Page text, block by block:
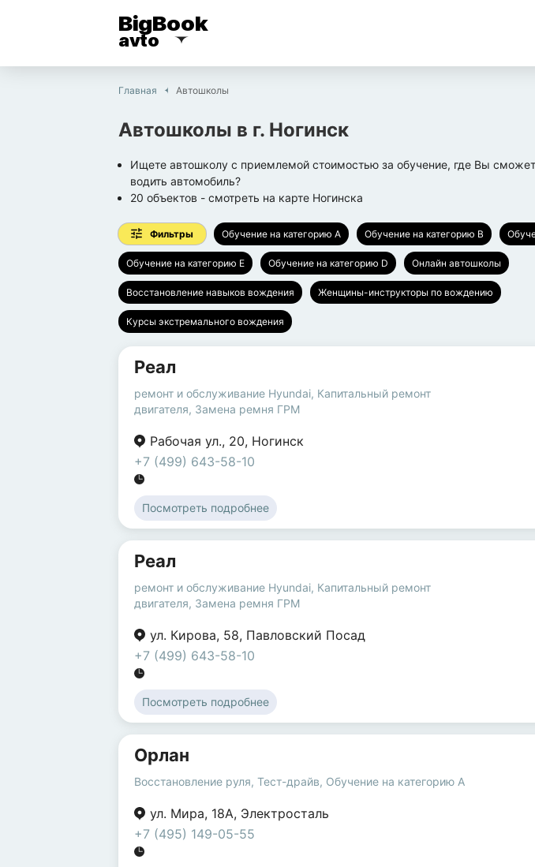
BigBook
avto
Главная Автошколы
Автошколы в г. Ногинск
Ищете автошколу с приемлемой стоимостью за обучение, где Вы
водить автомобиль?
20 объектов - смотреть на карте Ногинска
Фильтры Обучение на категорию A Обучение на категорию B
Обучение на категорию E Обучение на категорию D Онлайн автошколы
Восстановление навыков вождения Женщины-инструкторы по вождению
Курсы экстремального вождения
Реал
ремонт и обслуживание Hyundai, Капитальный ремонт
двигателя, Замена ремня ГРМ
Рабочая ул., 20, Ногинск
+7 (499) 643-58-10
Посмотреть подробнее
Реал
ремонт и обслуживание Hyundai, Капитальный ремонт
двигателя, Замена ремня ГРМ
ул. Кирова, 58, Павловский Посад
+7 (499) 643-58-10
Посмотреть подробнее
Орлан
Восстановление руля, Тест-драйв, Обучение на категорию A
ул. Мира, 18А, Электросталь
+7 (495) 149-05-55